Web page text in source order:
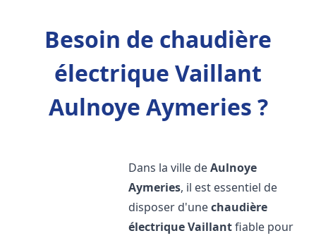
Besoin de chaudière
électrique Vaillant
Aulnoye Aymeries ?
Dans la ville deAulnoye
Aymeries, il est essentiel de
disposer d'unechaudière
électrique Vaillantfiable pour